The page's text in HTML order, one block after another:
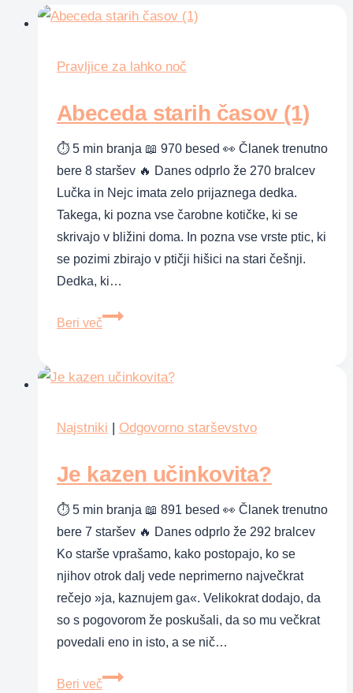
Pravljice za lahko noč
Abeceda starih časov (1)
⏱ 5 min branja 📖 970 besed 👀 Članek trenutno
bere 8 staršev 🔥 Danes odprlo že 270 bralcev
Lučka in Nejc imata zelo prijaznega dedka.
Takega, ki pozna vse čarobne kotičke, ki se
skrivajo v bližini doma. In pozna vse vrste ptic, ki
se pozimi zbirajo v ptičji hišici na stari češnji.
Dedka, ki…
Beri več
Abeceda
(1)
Najstniki | Odgovorno starševstvo
Je kazen učinkovita?
⏱ 5 min branja 📖 891 besed 👀 Članek trenutno
bere 7 staršev 🔥 Danes odprlo že 292 bralcev
Ko starše vprašamo, kako postopajo, ko se
njihov otrok dalj vede neprimerno največkrat
rečejo »ja, kaznujem ga«. Velikokrat dodajo, da
so s pogovorom že poskušali, da so mu večkrat
povedali eno in isto, a se nič…
Beri več
Je